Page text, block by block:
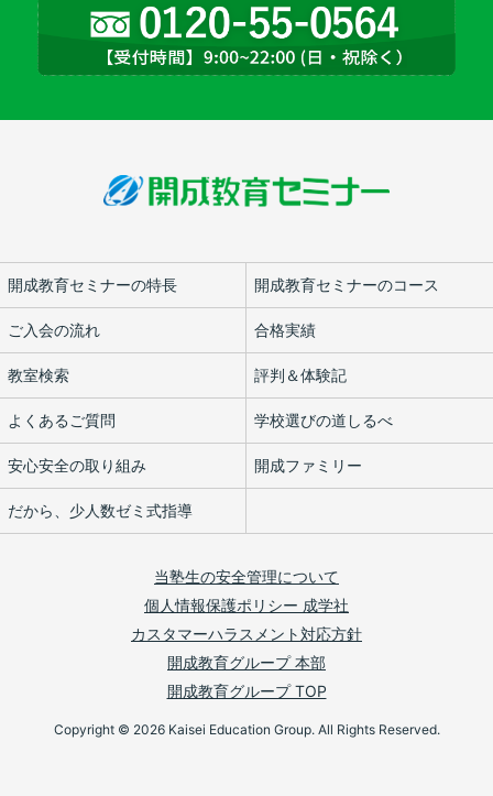
開成教育セミナーの特長 開成教育セミナーのコース
ご入会の流れ 合格実績
教室検索 評判＆体験記
よくあるご質問 学校選びの道しるべ
安心安全の取り組み 開成ファミリー
だから、少人数ゼミ式指導
当塾生の安全管理について
個人情報保護ポリシー 成学社
カスタマーハラスメント対応方針
開成教育グループ 本部
開成教育グループ TOP
Copyright © 2026 Kaisei Education Group. All Rights Reserved.